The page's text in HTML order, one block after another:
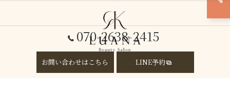
070-2638-2415
お問い合わせはこちら LINE予約
© 2026 大阪府加美のエステならLUANA ALL RIGHTS RESERVED.